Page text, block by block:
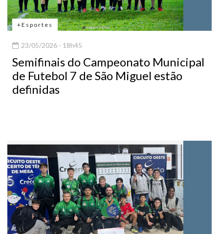
+Esportes
23/05/2026 - 18h45
Semifinais do Campeonato Municipal
de Futebol 7 de São Miguel estão
definidas